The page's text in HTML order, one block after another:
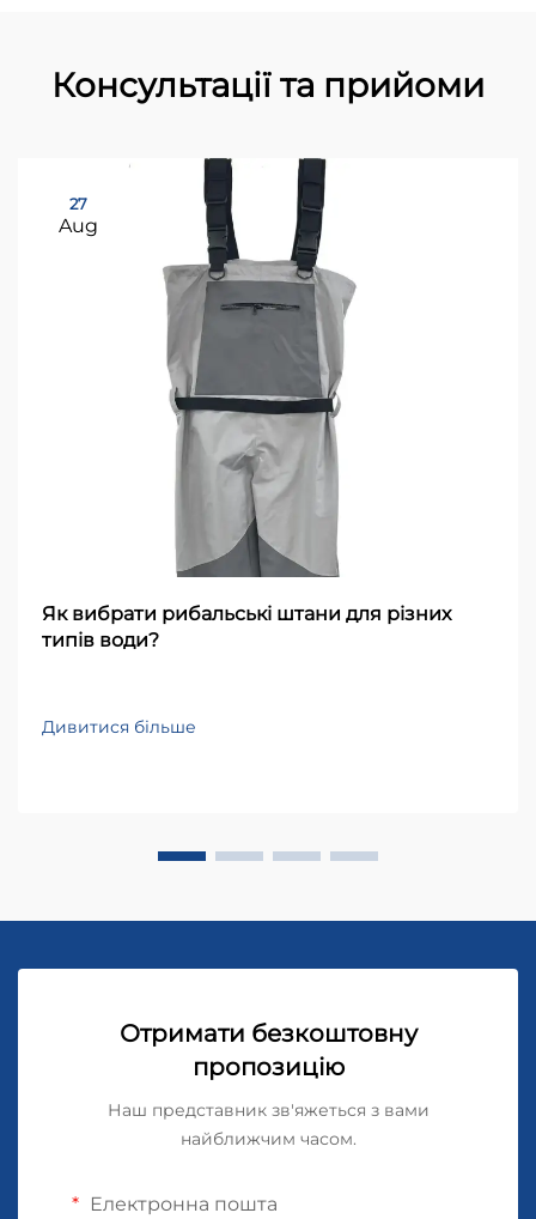
Консультації та прийоми
27
Aug
Як вибрати рибальські штани для різних
типів води?
Дивитися більше
Отримати безкоштовну
пропозицію
Наш представник зв'яжеться з вами
найближчим часом.
Електронна пошта